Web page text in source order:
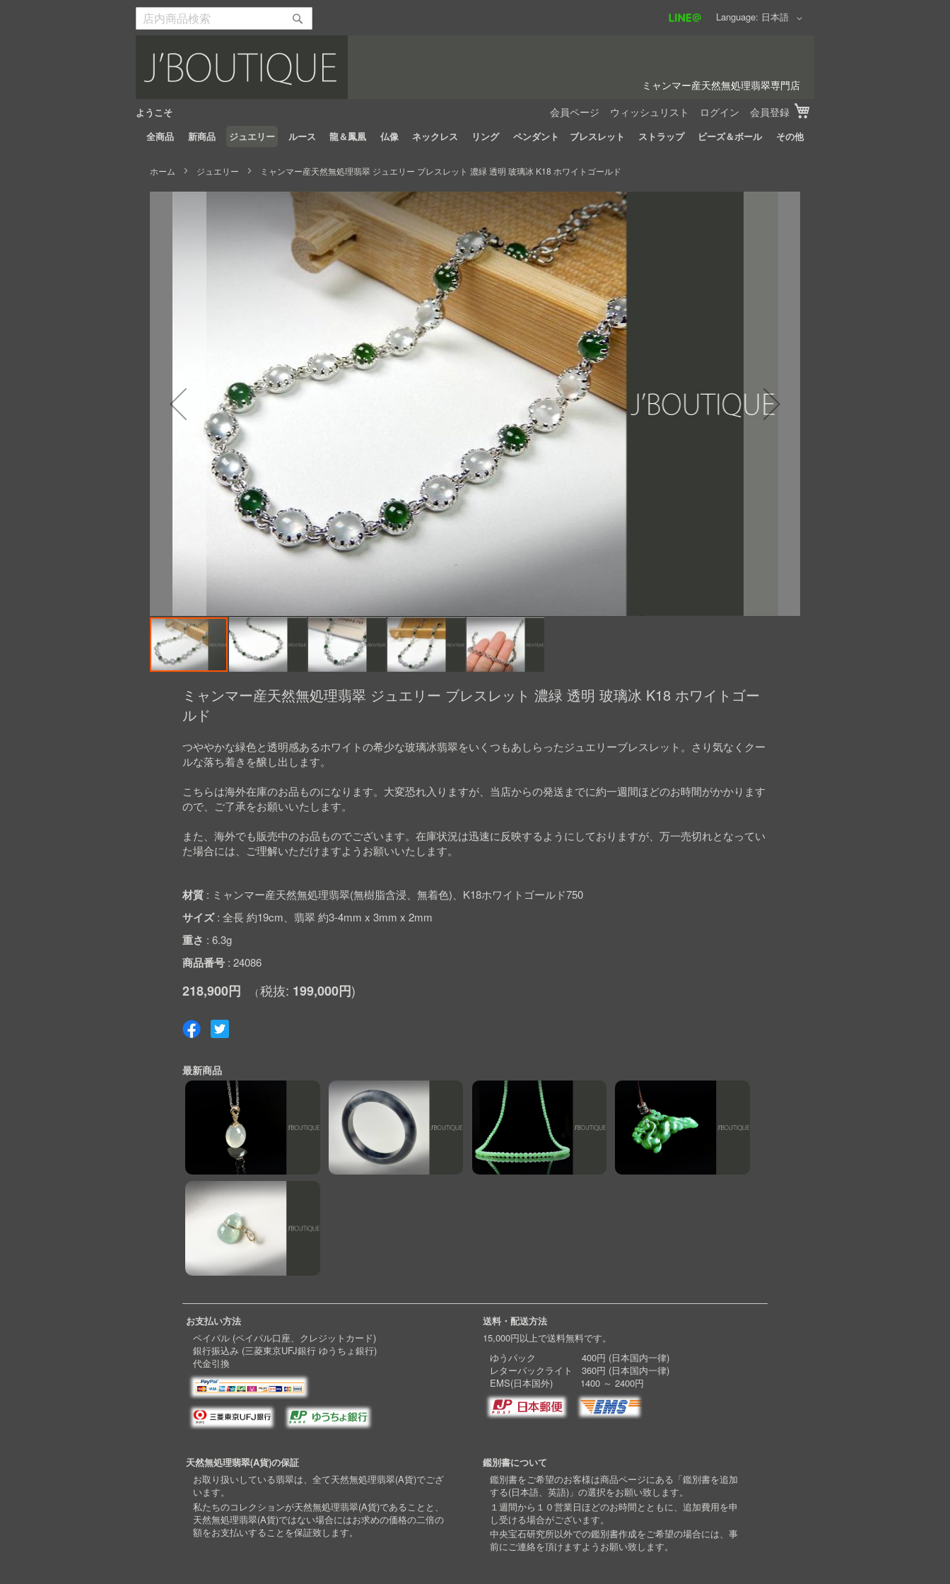
Language
日本語
会員ページ ウィッシュリスト ログイン 会員登録
Skip
ミャンマー産天然無処理翡翠専門店
ようこそ
検
検
始
全商品 新商品 ジュエリー ルース 龍＆鳳凰 仏像 ネックレス リング ペンダント ブレスレット ストラップ ビーズ＆ボール その他
ホーム ジュエリー ミャンマー産天然無処理翡翠 ジュエリー ブレスレット 濃緑 透明 玻璃冰 K18 ホワイトゴールド
beginning
ミャンマー産天然無処理翡翠 ジュエリー ブレスレット 濃緑 透明 玻璃冰 K18 ホワイトゴー
ルド
つややかな緑色と透明感あるホワイトの希少な玻璃冰翡翠をいくつもあしらったジュエリーブレスレット。さり気なくクー
ルな落ち着きを醸し出します。
こちらは海外在庫のお品ものになります。大変恐れ入りますが、当店からの発送までに約一週間ほどのお時間がかかります
ので、ご了承をお願いいたします。
また、海外でも販売中のお品ものでございます。在庫状況は迅速に反映するようにしておりますが、万一売切れとなってい
た場合には、ご理解いただけますようお願いいたします。
材質 ミャンマー産天然無処理翡翠(無樹脂含浸、無着色)、K18ホワイトゴールド750
サイズ 全長 約19cm、翡翠 約3-4mm x 3mm x 2mm
重さ 6.3g
商品番号 24086
218,900円 199,000円
最新商品
お支払い方法
ペイパル (ペイパル口座、クレジットカード)
銀行振込み (三菱東京UFJ銀行 ゆうちょ銀行)
代金引換
送料・配送方法
15,000円以上で送料無料です。
ゆうパック 400円 (日本国内一律)
レターパックライト 360円 (日本国内一律)
EMS(日本国外) 1400 ～ 2400円
天然無処理翡翠(A貨)の保証
お取り扱いしている翡翠は、全て天然無処理翡翠(A貨)でござ
います。
私たちのコレクションが天然無処理翡翠(A貨)であることと、
天然無処理翡翠(A貨)ではない場合にはお求めの価格の二倍の
額をお支払いすることを保証致します。
鑑別書について
鑑別書をご希望のお客様は商品ページにある「鑑別書を追加
する(日本語、英語)」の選択をお願い致します。
１週間から１０営業日ほどのお時間とともに、追加費用を申
し受ける場合がございます。
中央宝石研究所以外での鑑別書作成をご希望の場合には、事
前にご連絡を頂けますようお願い致します。